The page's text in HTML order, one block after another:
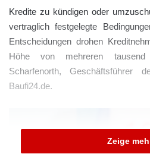
Kredite zu kündigen oder
vertraglich festgelegte
Entscheidungen drohen
Höhe von mehreren
Scharfenorth, Geschäftsführer
Baufi24.de.
Zeige